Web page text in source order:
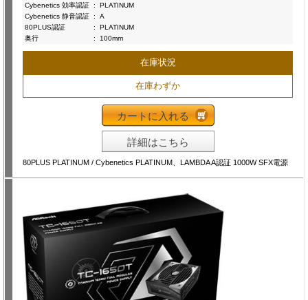
Cybenetics 効率認証 :
PLATINUM
Cybenetics 静音認証 :
A
80PLUS認証
:
PLATINUM
奥行
: 100mm
在庫状況
在庫わずか
カートに入れる
詳細はこちら
80PLUS PLATINUM / Cybenetics PLATINUM、LAMBDA A認証 1000W SFX電源